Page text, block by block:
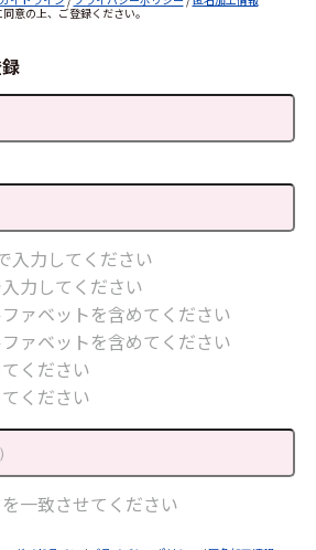
同意の上、ご登録ください。
入力してください
力してください
ァベットを含めてください
ァベットを含めてください
ください
ください
一致させてください